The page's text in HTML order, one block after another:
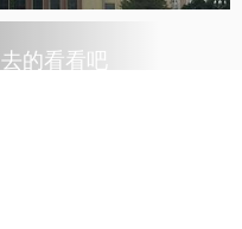
的看看吧